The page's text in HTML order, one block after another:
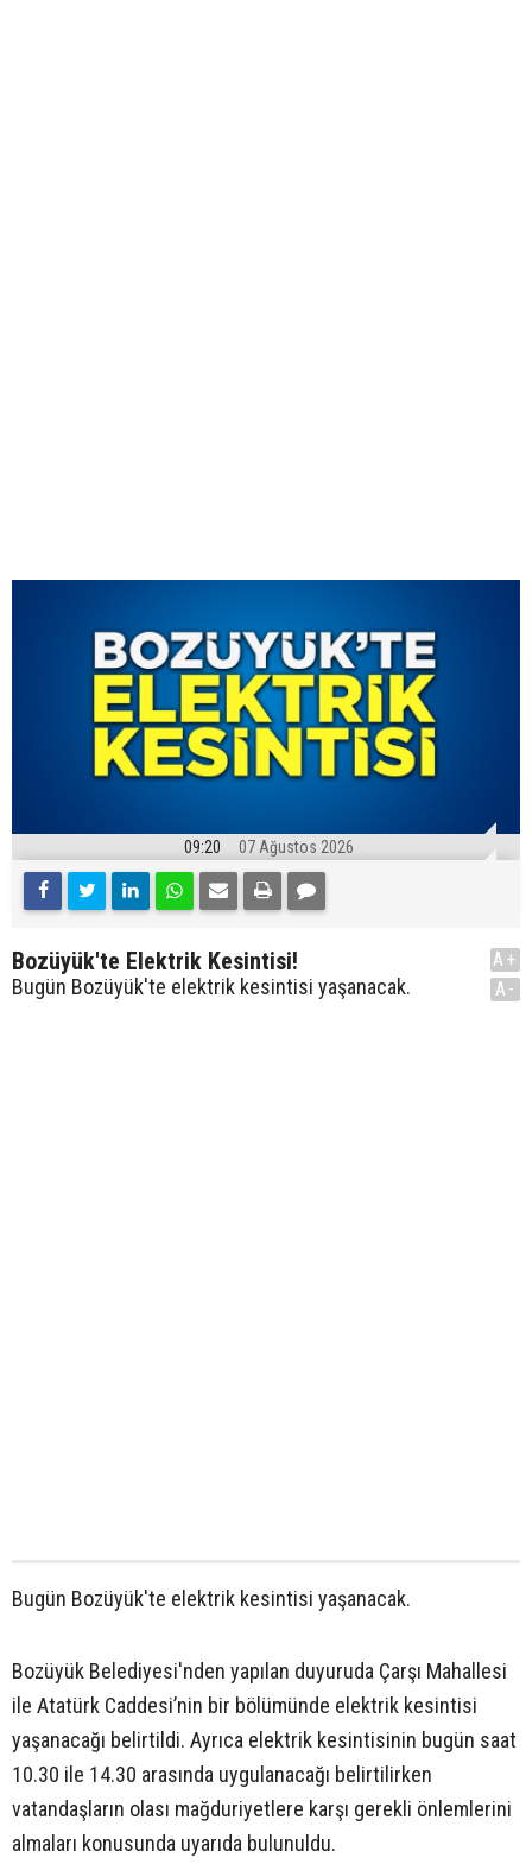
09:20 07 Ağustos 2026
Bozüyük'te Elektrik Kesintisi!
Bugün Bozüyük'te elektrik kesintisi yaşanacak.
A+
A-
Bugün Bozüyük'te elektrik kesintisi yaşanacak.
Bozüyük Belediyesi'nden yapılan duyuruda Çarşı Mahallesi
ile Atatürk Caddesi’nin bir bölümünde elektrik kesintisi
yaşanacağı belirtildi. Ayrıca elektrik kesintisinin bugün saat
10.30 ile 14.30 arasında uygulanacağı belirtilirken
vatandaşların olası mağduriyetlere karşı gerekli önlemlerini
almaları konusunda uyarıda bulunuldu.